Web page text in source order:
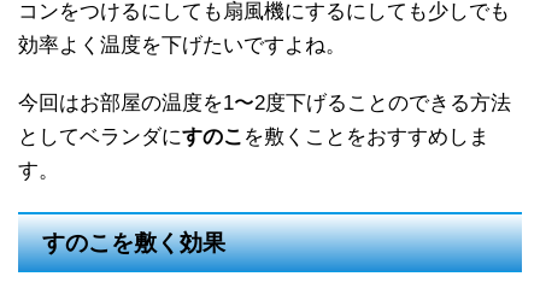
コンをつけるにしても扇風機にするにしても少しでも
効率よく温度を下げたいですよね。
今回はお部屋の温度を1〜2度下げることのできる方法
としてベランダにすのこ を敷くことをおすすめしま
す。
すのこを敷く効果